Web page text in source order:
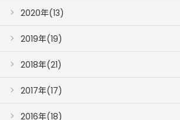
2020年(13)
2019年(19)
2018年(21)
2017年(17)
2016年(18)